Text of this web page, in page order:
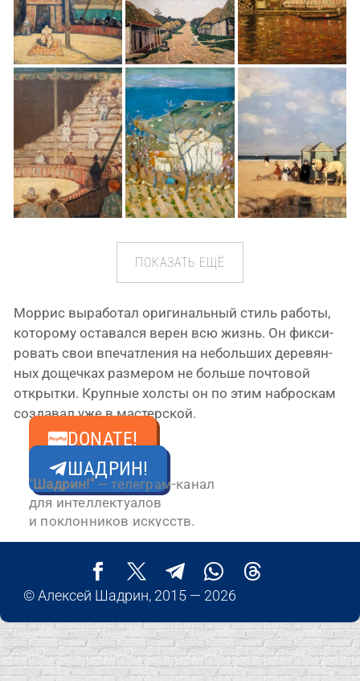
ПОКАЗАТЬ ЕЩЁ
Моррис выра­бо­тал ори­ги­наль­ный стиль рабо­ты,
кото­ро­му оста­вал­ся верен всю жизнь. Он фик­си­
ро­вать свои впе­чат­ле­ния на неболь­ших дере­вян­
ных дощеч­ках раз­ме­ром не боль­ше поч­то­вой
открыт­ки. Крупные хол­сты он по этим наброс­кам
созда­вал уже в мастерской.
DONATE!
ШАДРИН!
"Шадрин!" — телеграм-канал
для интеллектуалов
и поклонников искусств.
© Алексей Шадрин, 2015 — 2026